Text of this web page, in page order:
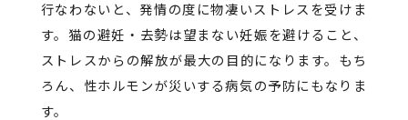
行なわないと、発情の度に物凄いストレスを受けま
す。猫の避妊・去勢は望まない妊娠を避けること、
ストレスからの解放が最大の目的になります。もち
ろん、性ホルモンが災いする病気の予防にもなりま
す。